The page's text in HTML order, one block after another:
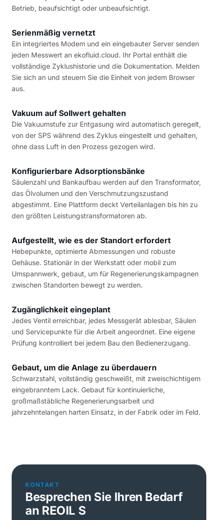
Betrieb, beaufsichtigt oder unbeaufsichtigt.
Serienmäßig vernetzt
Ein integriertes Modem und ein eingebauter Server senden
jeden Messwert an ekofluid.cloud. Ihr Portal enthält die
vollständige Zyklushistorie und die Dokumentation. Melden
Sie sich an und steuern Sie die Einheit von jedem Browser
aus.
Vakuum auf Sollwert gehalten
Die Vakuumstufe zur Entgasung wird automatisch geregelt,
von der SPS während des Zyklus eingestellt und gehalten,
ohne dass Luft in den Prozess gezogen wird.
Konfigurierbare Adsorptionsbänke
Säulenzahl und Bankaufbau werden auf den Transformator,
das Ölvolumen und den Verschmutzungszustand
abgestimmt. Eine Plattform deckt Verteilanlagen bis hin zu
den größten Leistungstransformatoren ab.
Aufgestellt, wie es der Standort erfordert
Hebepunkte, optimierte Abmessungen und robuste
Gehäuse. Stationär in der Werkstatt oder mobil zum
Umspannwerk, gebaut, um für Regenerierungskampagnen
zwischen Standorten bewegt zu werden.
Zugänglichkeit eingeplant
Jedes Ventil erreichbar, jedes Messgerät ablesbar, Säulen
und Servicepunkte für die Arbeit angeordnet. Eine eigene
Prüfung kontrolliert bei jedem Bau den Bedienerzugang.
Gebaut, um die Anlage zu überdauern
Schwarzstahl, vollständig geschweißt, mit zweischichtigem
eingebranntem Lack. Gebaut für kontinuierliche,
großmaßstäbliche Regenerierungsarbeit und
jahrzehntelangen harten Einsatz, in der Fabrik oder im Feld.
KONTAKT
Besprechen Sie Ihren Bedarf
an REOIL S